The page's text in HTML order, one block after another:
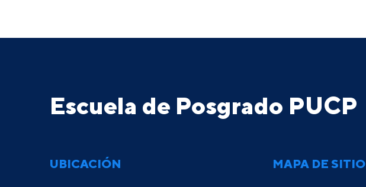
Escuela de Posgrado PUCP
UBICACIÓN MAPA DE SITIO